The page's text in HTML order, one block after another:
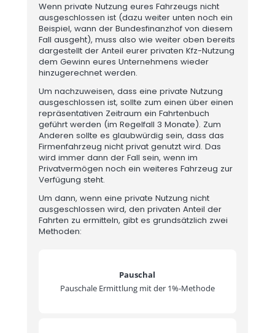
Wenn private Nutzung eures Fahrzeugs nicht
ausgeschlossen ist (dazu weiter unten noch ein
Beispiel, wann der Bundesfinanzhof von diesem
Fall ausgeht), muss also wie weiter oben bereits
dargestellt der Anteil eurer privaten Kfz-Nutzung
dem Gewinn eures Unternehmens wieder
hinzugerechnet werden.
Um nachzuweisen, dass eine private Nutzung
ausgeschlossen ist, sollte zum einen über einen
repräsentativen Zeitraum ein Fahrtenbuch
geführt werden (im Regelfall 3 Monate). Zum
Anderen sollte es glaubwürdig sein, dass das
Firmenfahrzeug nicht privat genutzt wird. Das
wird immer dann der Fall sein, wenn im
Privatvermögen noch ein weiteres Fahrzeug zur
Verfügung steht.
Um dann, wenn eine private Nutzung nicht
ausgeschlossen wird, den privaten Anteil der
Fahrten zu ermitteln, gibt es grundsätzlich zwei
Methoden:
Pauschal
Pauschale Ermittlung mit der 1%-Methode